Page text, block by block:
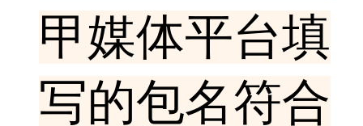
甲媒体平台填
写的包名符合